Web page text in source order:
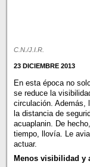
C.N./J.I.R.
23 DICIEMBRE 2013
En esta época no
se reduce la
circulación. Además,
la distancia de
acuaplanin. De
tiempo, llovía. Le
actuar.
Menos visibilidad y